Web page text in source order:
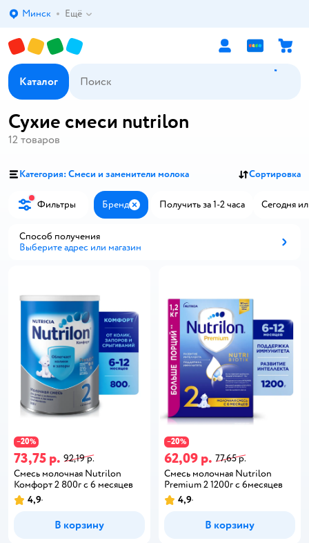
Выбор адреса доставки.
Минск Ещё
Каталог
Сухие смеси nutrilon
12 товаров
Категория: Смеси и заменители молока Сортировка
Фильтры Бренд ЗакрытьПолучить за 1-2 часа Сегодня
Способ получения
Выберите адрес или магазин
−20%
73,75 р. 92,19 р.
Смесь молочная Nutrilon
Комфорт 2 800г с 6 месяцев
4,9
В корзину
−20%
62,09 р. 77,65 р.
Смесь молочная Nutrilon
Premium 2 1200г с 6месяцев
4,9
В корзину